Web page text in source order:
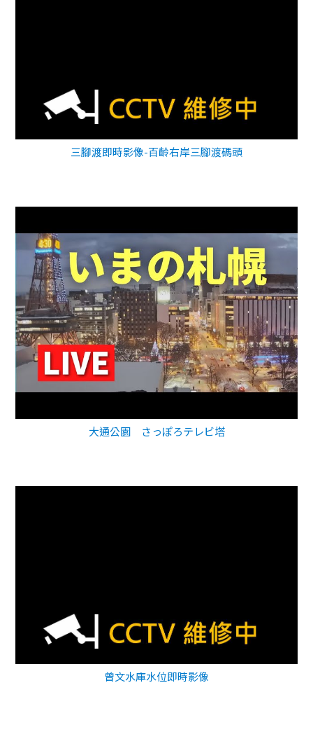
三腳渡即時影像-百齡右岸三腳渡碼頭
大通公園 さっぽろテレビ塔
曾文水庫水位即時影像